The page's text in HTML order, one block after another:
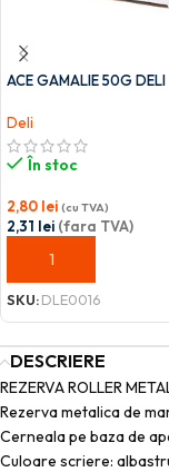
ACE GAMALIE 50G DELI
Deli
În stoc
2,80 lei (cu TVA)
2,31 lei (fara TVA)
ADAUGĂ ÎN COȘ
SKU:DLE0016
DESCRIERE
REZERVA ROLLER
Rezerva metalica de
Cerneala pe baza de
Culoare scriere: